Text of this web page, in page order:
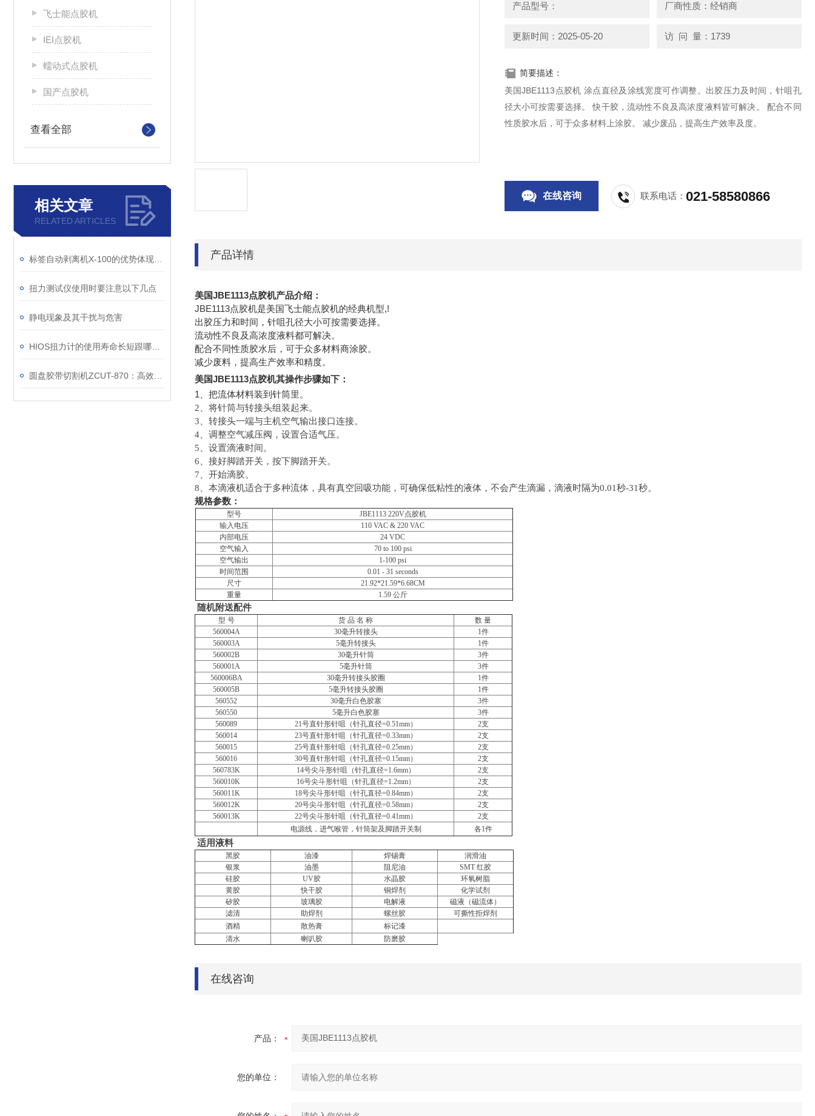
飞士能点胶机
IEI点胶机
蠕动式点胶机
国产点胶机
查看全部
相关文章
RELATED ARTICLES
扭力测试仪使用时要注意以下几点
静电现象及其干扰与危害
产品型号： 厂商性质：经销商
更新时间：2025-05-20 访 问 量：1739
简要描述：
美国JBE1113点胶机 涂点直径及涂线宽度可作调整。出胶压力及时间，针咀孔
径大小可按需要选择。 快干胶，流动性不良及高浓度液料皆可解决。 配合不同
性质胶水后，可于众多材料上涂胶。 减少废品，提高生产效率及度。
在线咨询 联系电话：021-58580866
产品详情
美国JBE1113点胶机产品介绍：
JBE1113点胶机是美国飞士能点胶机的经典机型,!
出胶压力和时间，针咀孔径大小可按需要选择。
流动性不良及高浓度液料都可解决。
配合不同性质胶水后，可于众多材料商涂胶。
减少废料，提高生产效率和精度。
美国JBE1113点胶机其操作步骤如下：
1 、把流体材料装到针筒里。
2 、将针筒与转接头组装起来。
3 、转接头一端与主机空气输出接口连接。
4 、调整空气减压阀，设置合适气压。
5 、设置滴液时间。
6 、接好脚踏开关，按下脚踏开关。
7 、开始滴胶。
8 、本滴液机适合于多种流体，具有真空回吸功能，可确保低粘性的液体，不会产生滴漏，滴液时隔为0.01秒-31秒。
规格参数：
型号 JBE1113 220V点胶机
输入电压
110 VAC & 220 VAC
内部电压
24 VDC
空气输入
70 to 100 psi
空气输出
1-100 psi
时间范围
0.01 - 31 seconds
尺寸
21.92*21.59*6.68CM
重量
1.59 公斤
随机附送配件
型 号 货 品 名 称
数 量
560004A
30毫升转接头 1件
560003A
5毫升转接头 1件
560002B
30毫升针筒 3件
560001A
5毫升针筒 3件
560006BA
30毫升转接头胶圈 1件
560005B
5毫升转接头胶圈 1件
560552
30毫升白色胶塞 3件
560550
5毫升白色胶塞 3件
560089
21号直针形针咀（针孔直径=0.51mm） 2支
560014
23号直针形针咀（针孔直径=0.33mm） 2支
560015
25号直针形针咀（针孔直径=0.25mm） 2支
560016
30号直针形针咀（针孔直径=0.15mm） 2支
560783K
14号尖斗形针咀（针孔直径=1.6mm） 2支
560010K
16号尖斗形针咀（针孔直径=1.2mm） 2支
560011K
18号尖斗形针咀（针孔直径=0.84mm） 2支
560012K
20号尖斗形针咀（针孔直径=0.58mm） 2支
560013K
22号尖斗形针咀（针孔直径=0.41mm） 2支
电源线，进气喉管，针筒架及脚踏开关制
各1件
适用液料
黑胶 油漆 焊锡膏
润滑油
银浆
油墨 阻尼油 SMT红胶
硅胶
UV胶 水晶胶
环氧树脂
黄胶
快干胶 铜焊剂
化学试剂
矽胶
玻璃胶 电解液
磁液（磁流体）
滤清
助焊剂 螺丝胶
可撕性拒焊剂
酒精
散热膏
标记漆
清水
喇叭胶 防磨胶
在线咨询
产品：
您的单位：